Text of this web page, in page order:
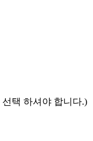
택 하셔야 합니다.)